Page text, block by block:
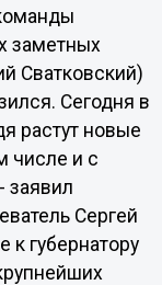
заметных
Сватковский)
Сегодня в
растут новые
числе и с
заявил
Сергей
губернатору